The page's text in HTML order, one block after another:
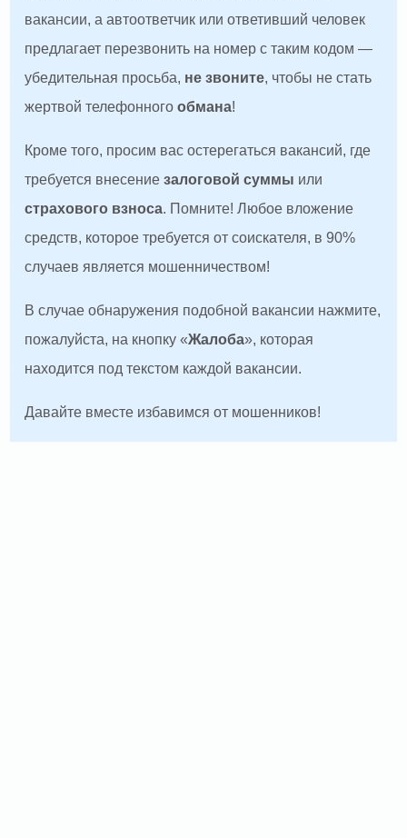
вакансии, а автоответчик или ответивший человек
предлагает перезвонить на номер с таким кодом —
убедительная просьба, не звоните, чтобы не стать
жертвой телефонногообмана!
Кроме того, просим вас остерегаться вакансий, где
требуется внесениезалоговой суммы или
страхового взноса. Помните! Любое вложение
средств, которое требуется от соискателя, в 90%
случаев является мошенничеством!
В случае обнаружения подобной вакансии нажмите,
пожалуйста, на кнопку «Жалоба», которая
находится под текстом каждой вакансии.
Давайте вместе избавимся от мошенников!